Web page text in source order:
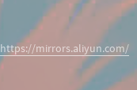
https://mirrors.aliyun.com/